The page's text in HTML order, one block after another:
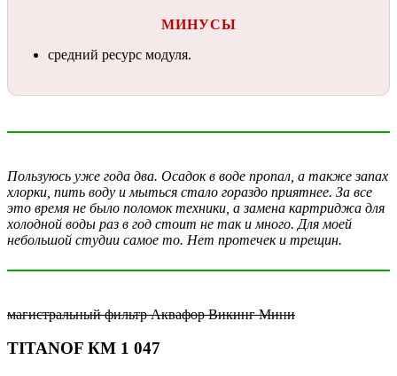
МИНУСЫ
средний ресурс модуля.
Пользуюсь уже года два. Осадок в воде пропал, а также запах
хлорки, пить воду и мыться стало гораздо приятнее. За все
это время не было поломок техники, а замена картриджа для
холодной воды раз в год стоит не так и много. Для моей
небольшой студии самое то. Нет протечек и трещин.
магистральный фильтр Аквафор Викинг Мини
TITANOF КМ 1 047